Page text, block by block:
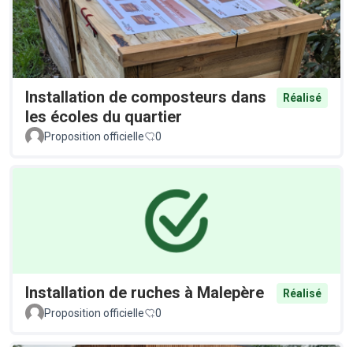
Installation de composteurs dans
les écoles du quartier
Réalisé
Proposition officielle 0
Installation de ruches à Malepère
Réalisé
Proposition officielle
0